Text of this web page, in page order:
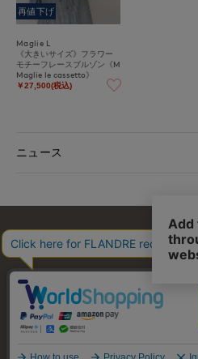
再値下げ
Maglie L
《大きいサイズ》フラワー
モチーフレースブルゾン《M
Maglie le cassetto》
￥27,500(税込)
ニュース
お問い合わせ 利用規約 会社
特定商取引・古物営業法に基